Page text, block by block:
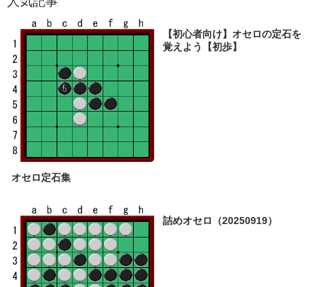
オセロ定石集
【初心者向け】オセロの定石を
覚えよう【初歩】
詰めオセロ（20250919）